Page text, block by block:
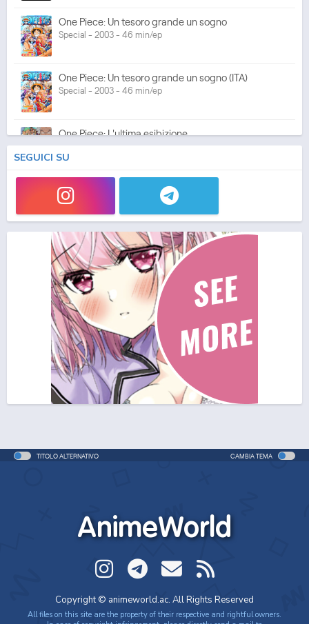
One Piece: Un tesoro grande un sogno
Special - 2003 - 46 min/ep
One Piece: Un tesoro grande un sogno (ITA)
Special - 2003 - 46 min/ep
One Piece: L'ultima esibizione
Special - 2003 - 45 min/ep
One Piece: L'ultima esibizione (ITA)
Special - 2003 - 45 min/ep
One Piece Movie 05: Norowareta Seiken
Movie - 2004 - 1h e 35 min/ep
One Piece Movie 05: Norowareta Seiken (ITA)
Movie - 2004 - 1h e 35 min/ep
One Piece Movie 06: Omatsuri Danshaku to Himitsu
no Shima (ITA)
Movie - 2005 - 1h e 31 min/ep
One Piece: Le avventure del detective Cappello di
Special - 2005 - 42 min/ep
One Piece Movie 07: Karakuri-jou no Mecha Kyohei
Movie - 2006 - 1h e 34 min/ep
SEGUICI SU
TITOLO ALTERNATIVO CAMBIA TEMA
AnimeWorld
Copyright © animeworld.ac. All Rights Reserved
All files on this site are the property of their respective and rightful owners.